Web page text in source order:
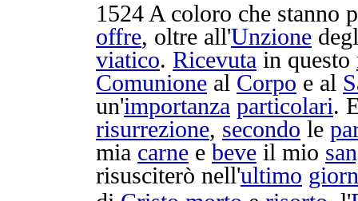
1524 A coloro che stanno
offre, oltre all'Unzione
viatico. Ricevuta in questo
Comunione al Corpo e al
un'importanza particolari.
risurrezione, secondo le
mia carne e beve il mio
risusciterò nell'ultimo